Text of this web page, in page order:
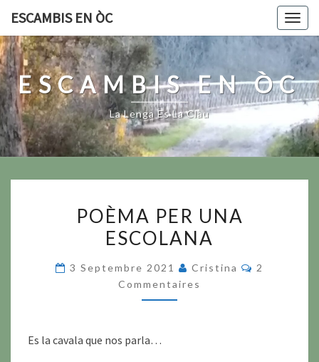
content
ESCAMBIS EN ÒC
ESCAMBIS EN ÒC
La Lenga Es La Clau
PER
UNA
POÈMA PER UNA
ESCOLANA
3 Septembre 2021 Cristina
2
Commentaires
Es la cavala que nos parla…